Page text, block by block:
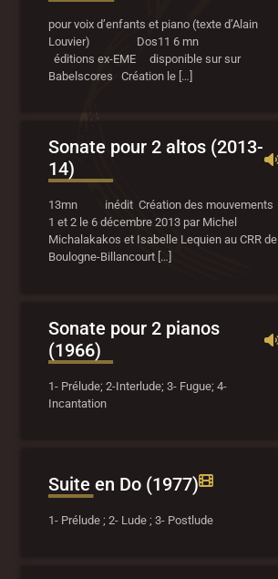
pour voix d’enfants et piano (texte d’Alain
Louvier) Dos11 6 mn
éditions ex-EME disponible sur sur
Babelscores Création le […]
Sonate pour 2 altos (2013-
14)
13mn inédit Création des mouvements
1 et 2 le 6 décembre 2013 par Michel
Michalakakos et Isabelle Lequien au CRR de
Boulogne-Billancourt […]
Sonate pour 2 pianos
(1966)
1- Prélude; 2-Interlude; 3- Fugue; 4-
Incantation
Suite en Do (1977)
1- Prélude ; 2- Lude ; 3- Postlude